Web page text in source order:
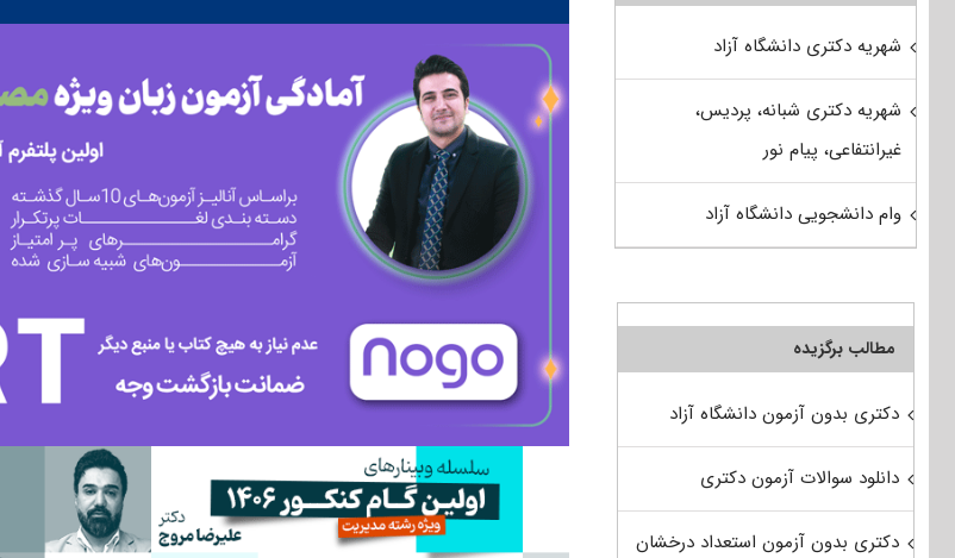
شهریه دکتری دانشگاه آزاد
شهریه دکتری شبانه، پردیس،
غیرانتفاعی، پیام نور
وام دانشجویی دانشگاه آزاد
مطالب برگزیده
دکتری بدون آزمون دانشگاه آزاد
دانلود سوالات آزمون دکتری
دکتری بدون آزمون استعداد درخشان